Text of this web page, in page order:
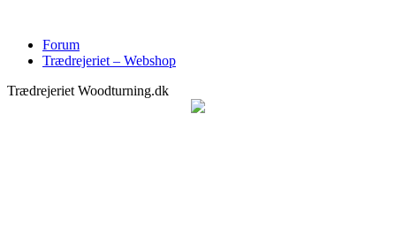
Forum
Trædrejeriet – Webshop
Trædrejeriet Woodturning.dk